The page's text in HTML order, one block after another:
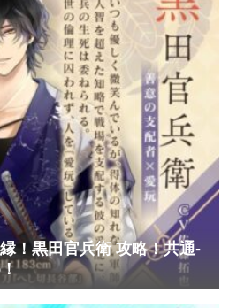
！黒田官兵衛 攻略！共通-